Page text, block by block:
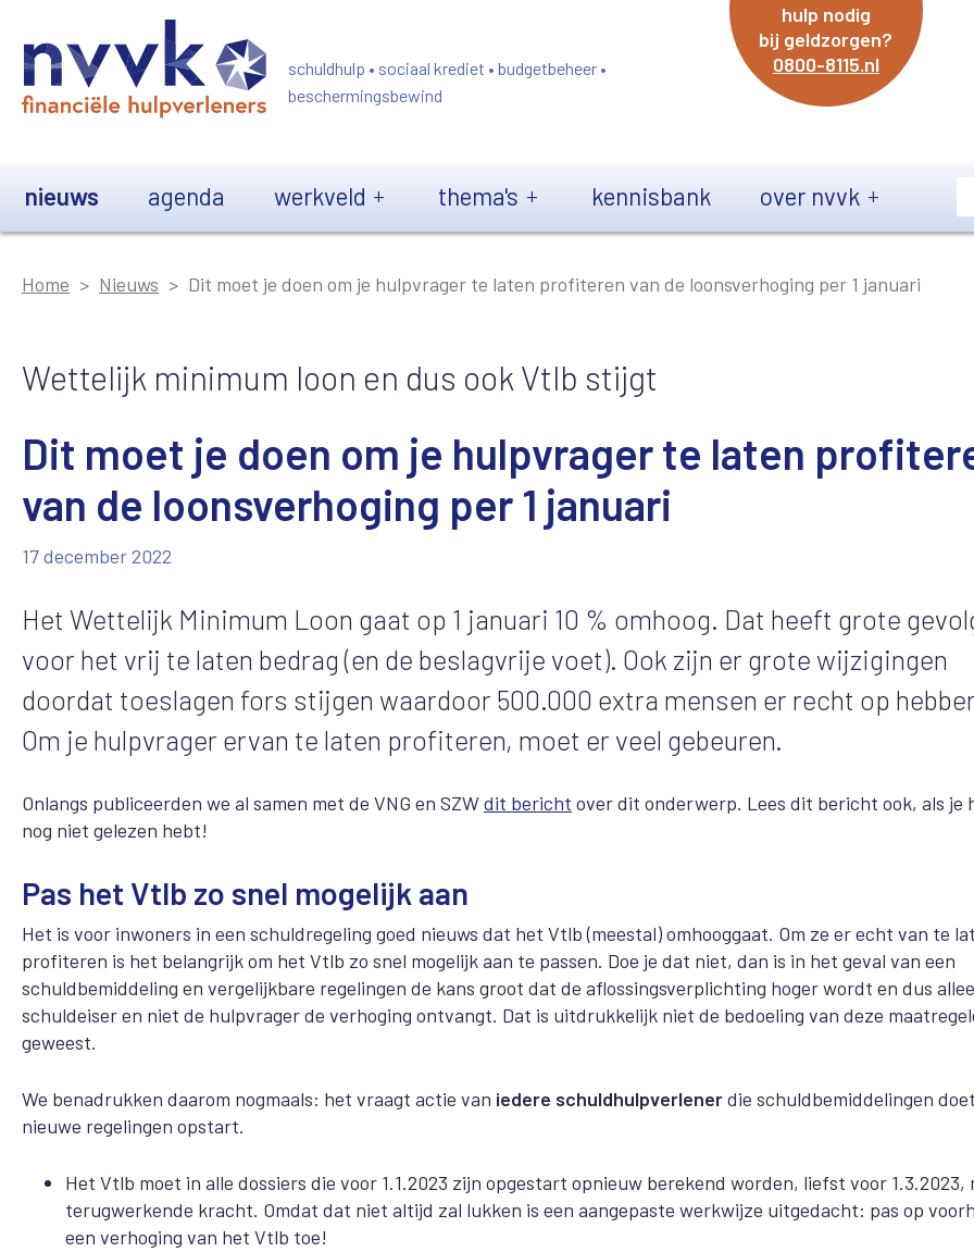
schuldhulp • sociaal krediet • budgetbeheer •
beschermingsbewind
hulp nodig
bij geldzorgen?
0800-8115.nl
nieuws agenda werkveld thema's kennisbank over nvvk
Home Nieuws Dit moet je doen om je hulpvrager te laten profiteren van de loonsverhoging per 1 januari
Wettelijk minimum loon en dus ook Vtlb stijgt
Dit moet je doen om je hulpvrager te laten
van de loonsverhoging per 1 januari
17 december 2022
Het Wettelijk Minimum Loon gaat op 1 januari 10 % omhoog. Dat heeft grote
voor het vrij te laten bedrag (en de beslagvrije voet). Ook zijn er grote wijzigingen
doordat toeslagen fors stijgen waardoor 500.000 extra mensen er recht op
Om je hulpvrager ervan te laten profiteren, moet er veel gebeuren.
Onlangs publiceerden we al samen met de VNG en SZWdit bericht over dit onderwerp. Lees dit bericht ook, als je
nog niet gelezen hebt!
Pas het Vtlb zo snel mogelijk aan
Het is voor inwoners in een schuldregeling goed nieuws dat het Vtlb (meestal) omhooggaat. Om ze er echt van te
profiteren is het belangrijk om het Vtlb zo snel mogelijk aan te passen. Doe je dat niet, dan is in het geval van een
schuldbemiddeling en vergelijkbare regelingen de kans groot dat de aflossingsverplichting hoger wordt en dus
schuldeiser en niet de hulpvrager de verhoging ontvangt. Dat is uitdrukkelijk niet de bedoeling van deze
geweest.
We benadrukken daarom nogmaals: het vraagt actie van iedere schuldhulpverlenerdie schuldbemiddelingen
nieuwe regelingen opstart.
Het Vtlb moet in alle dossiers die voor 1.1.2023 zijn opgestart opnieuw berekend worden, liefst voor 1.3.2023,
terugwerkende kracht. Omdat dat niet altijd zal lukken is een aangepaste werkwijze uitgedacht: pas op
een verhoging van het Vtlb toe!